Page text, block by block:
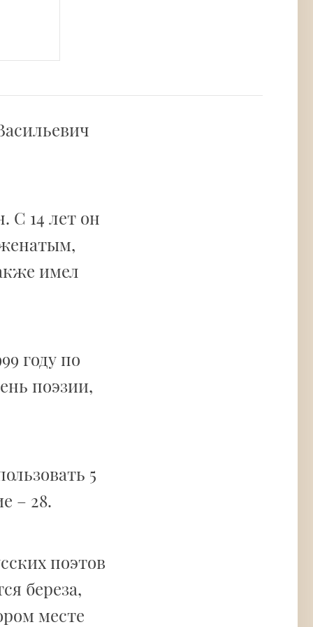
С 14 лет он
имел
году по
поэзии,
5
– 28.
поэтов
береза,
месте